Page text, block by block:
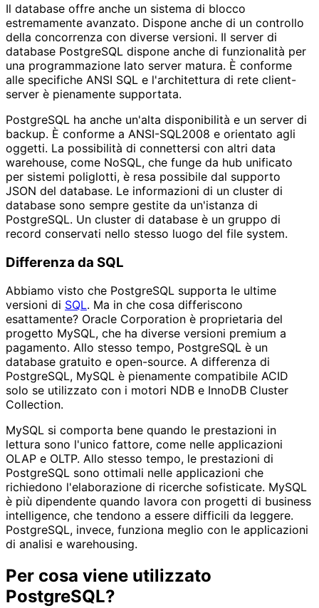
Il database offre anche un sistema di blocco
estremamente avanzato. Dispone anche di un controllo
della concorrenza con diverse versioni. Il server di
database PostgreSQL dispone anche di funzionalità per
una programmazione lato server matura. È conforme
alle specifiche ANSI SQL e l'architettura di rete client-
server è pienamente supportata.
PostgreSQL ha anche un'alta disponibilità e un server di
backup. È conforme a ANSI-SQL2008 e orientato agli
oggetti. La possibilità di connettersi con altri data
warehouse, come NoSQL, che funge da hub unificato
per sistemi poliglotti, è resa possibile dal supporto
JSON del database. Le informazioni di un cluster di
database sono sempre gestite da un'istanza di
PostgreSQL. Un cluster di database è un gruppo di
record conservati nello stesso luogo del file system.
Differenza da SQL
Abbiamo visto che PostgreSQL supporta le ultime
versioni di SQL. Ma in che cosa differiscono
esattamente? Oracle Corporation è proprietaria del
progetto MySQL, che ha diverse versioni premium a
pagamento. Allo stesso tempo, PostgreSQL è un
database gratuito e open-source. A differenza di
PostgreSQL, MySQL è pienamente compatibile ACID
solo se utilizzato con i motori NDB e InnoDB Cluster
Collection.
MySQL si comporta bene quando le prestazioni in
lettura sono l'unico fattore, come nelle applicazioni
OLAP e OLTP. Allo stesso tempo, le prestazioni di
PostgreSQL sono ottimali nelle applicazioni che
richiedono l'elaborazione di ricerche sofisticate. MySQL
è più dipendente quando lavora con progetti di business
intelligence, che tendono a essere difficili da leggere.
PostgreSQL, invece, funziona meglio con le applicazioni
di analisi e warehousing.
Per cosa viene utilizzato
PostgreSQL?